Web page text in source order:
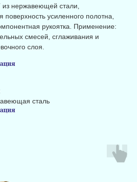
нержавеющей стали,
усиленного полотна,
рукоятка. Применение:
смесей, сглаживания и
слоя.
сталь